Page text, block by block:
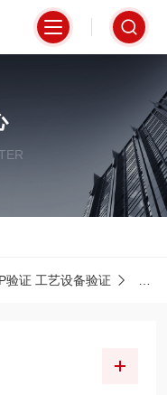
验证 工艺设备验证